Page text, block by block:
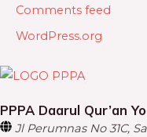
Comments feed
WordPress.org
PPPA Daarul Qur’an
Jl Perumnas No 31C,